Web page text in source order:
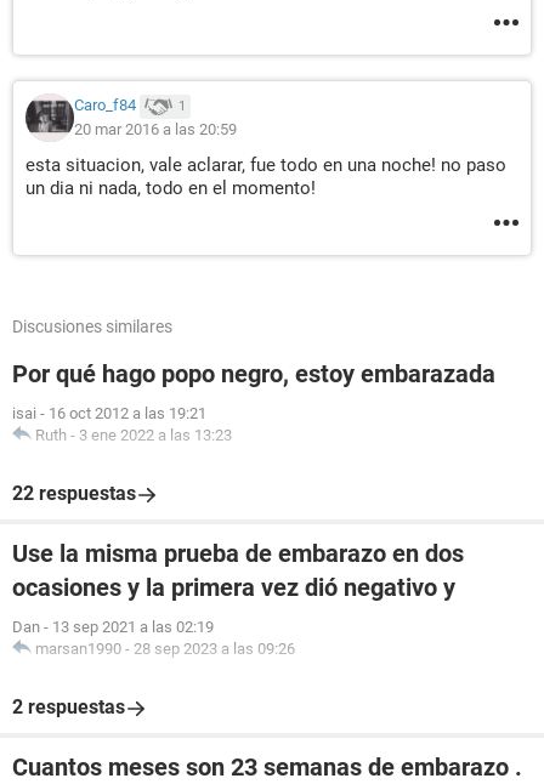
Caro_f84 1
20 mar 2016 a las 20:59
esta situacion, vale aclarar, fue todo en una noche! no paso
un dia ni nada, todo en el momento!
Discusiones similares
Por qué hago popo negro, estoy embarazada
isai - 16 oct 2012 a las 19:21
Ruth - 3 ene 2022 a las 13:23
22 respuestas
Use la misma prueba de embarazo en dos
ocasiones y la primera vez dió negativo y
Dan - 13 sep 2021 a las 02:19
marsan1990 - 28 sep 2023 a las 09:26
2 respuestas
Cuantos meses son 23 semanas de embarazo .